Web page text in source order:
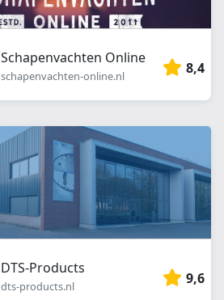
Schapenvachten Online
schapenvachten-online.nl 8,4
DTS-Products
dts-products.nl 9,6